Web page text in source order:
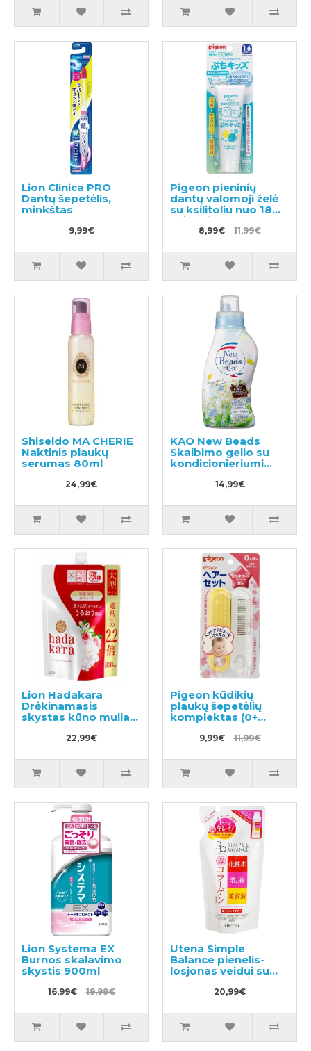
Lion Clinica PRO
Dantų šepetėlis,
minkštas
9,99€
Pigeon pieninių
dantų valomoji želė
su ksilitoliu nuo 18
mėnesių 50g
8,99€ 11,99€
Shiseido MA CHERIE
Naktinis plaukų
serumas 80ml
24,99€
KAO New Beads
Skalbimo gelio su
kondicionieriumi
14,99€
Lion Hadakara
Drėkinamasis
skystas kūno muilas,
su gėlių aromatu,
užpildas 800ml
22,99€
Pigeon kūdikių
plaukų šepetėlių
komplektas (0+
mėn.)
9,99€ 11,99€
Lion Systema EX
Burnos skalavimo
skystis 900ml
16,99€ 19,99€
Utena Simple
Balance pienelis-
losjonas veidui su
kolageno užpildu
20,99€